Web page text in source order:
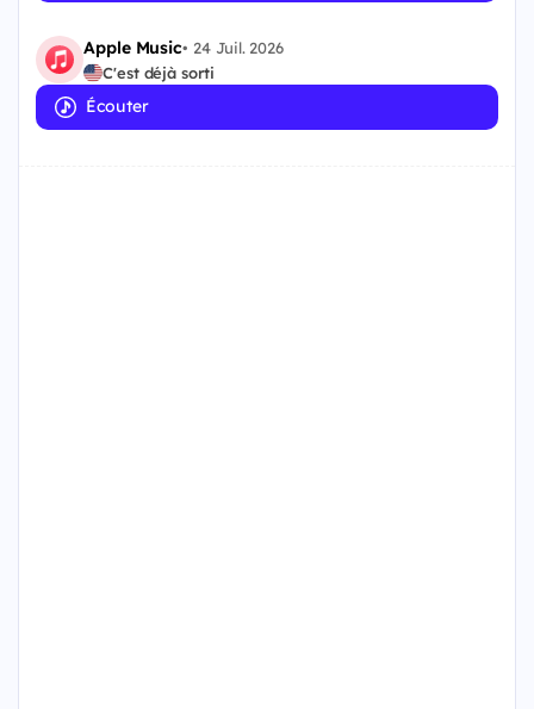
Apple Music• 24 Juil. 2026
C'est déjà sorti
Écouter